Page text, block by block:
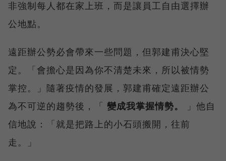
非強制每人都在家上班，而是讓員工自由選擇辦
公地點。
遠距辦公勢必會帶來一些問題，但郭建甫決心堅
定。「會擔心是因為你不清楚未來，所以被情勢
掌控。」隨著疫情的發展，郭建甫確定遠距辦公
為不可逆的趨勢後，「 變成我掌握情勢。
」他自
信地說：「就是把路上的小石頭搬開，往前
走。」